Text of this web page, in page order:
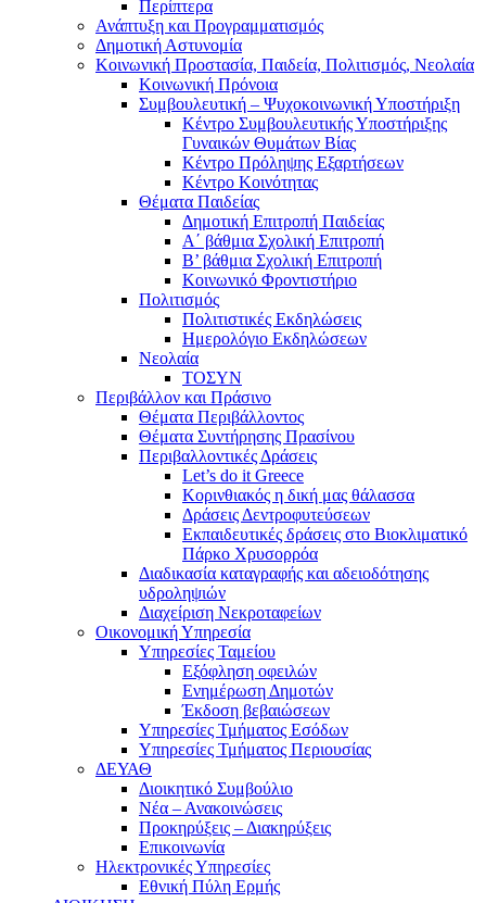
Περίπτερα
Ανάπτυξη και Προγραμματισμός
Δημοτική Αστυνομία
Κοινωνική Προστασία, Παιδεία, Πολιτισμός, Νεολαία
Κοινωνική Πρόνοια
Συμβουλευτική – Ψυχοκοινωνική Υποστήριξη
Κέντρο Συμβουλευτικής Υποστήριξης
Γυναικών Θυμάτων Βίας
Κέντρο Πρόληψης Εξαρτήσεων
Κέντρο Κοινότητας
Θέματα Παιδείας
Δημοτική Επιτροπή Παιδείας
Α΄ βάθμια Σχολική Επιτροπή
B’ βάθμια Σχολική Επιτροπή
Κοινωνικό Φροντιστήριο
Πολιτισμός
Πολιτιστικές Εκδηλώσεις
Ημερολόγιο Εκδηλώσεων
Νεολαία
ΤΟΣΥΝ
Περιβάλλον και Πράσινο
Θέματα Περιβάλλοντος
Θέματα Συντήρησης Πρασίνου
Περιβαλλοντικές Δράσεις
Let’s do it Greece
Kορινθιακός η δική μας θάλασσα
Δράσεις Δεντροφυτεύσεων
Εκπαιδευτικές δράσεις στο Βιοκλιματικό
Πάρκο Χρυσορρόα
Διαδικασία καταγραφής και αδειοδότησης
υδροληψιών
Διαχείριση Νεκροταφείων
Οικονομική Υπηρεσία
Υπηρεσίες Ταμείου
Εξόφληση οφειλών
Ενημέρωση Δημοτών
Έκδοση βεβαιώσεων
Υπηρεσίες Τμήματος Εσόδων
Υπηρεσίες Τμήματος Περιουσίας
ΔΕΥΑΘ
Διοικητικό Συμβούλιο
Νέα – Ανακοινώσεις
Προκηρύξεις – Διακηρύξεις
Επικοινωνία
Ηλεκτρονικές Υπηρεσίες
Εθνική Πύλη Ερμής